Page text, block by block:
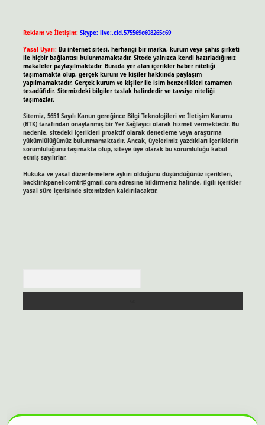
Reklam ve İletişim: Skype: live:.cid.575569c608265c69
Yasal Uyarı: Bu internet sitesi, herhangi bir marka, kurum veya şahıs şirketi
ile hiçbir bağlantısı bulunmamaktadır. Sitede yalnızca kendi hazırladığımız
makaleler paylaşılmaktadır. Burada yer alan içerikler haber niteliği
taşımamakta olup, gerçek kurum ve kişiler hakkında paylaşım
yapılmamaktadır. Gerçek kurum ve kişiler ile isim benzerlikleri tamamen
tesadüfidir. Sitemizdeki bilgiler taslak halindedir ve tavsiye niteliği
taşımazlar.
Sitemiz, 5651 Sayılı Kanun gereğince Bilgi Teknolojileri ve İletişim Kurumu
(BTK) tarafından onaylanmış bir Yer Sağlayıcı olarak hizmet vermektedir. Bu
nedenle, sitedeki içerikleri proaktif olarak denetleme veya araştırma
yükümlülüğümüz bulunmamaktadır. Ancak, üyelerimiz yazdıkları içeriklerin
sorumluluğunu taşımakta olup, siteye üye olarak bu sorumluluğu kabul
etmiş sayılırlar.
Hukuka ve yasal düzenlemelere aykırı olduğunu düşündüğünüz içerikleri,
backlinkpanelicomtr@gmail.comadresine bildirmeniz halinde, ilgili içerikler
yasal süre içerisinde sitemizden kaldırılacaktır.